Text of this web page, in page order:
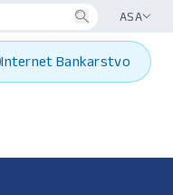
ASA
Internet Bankarstvo